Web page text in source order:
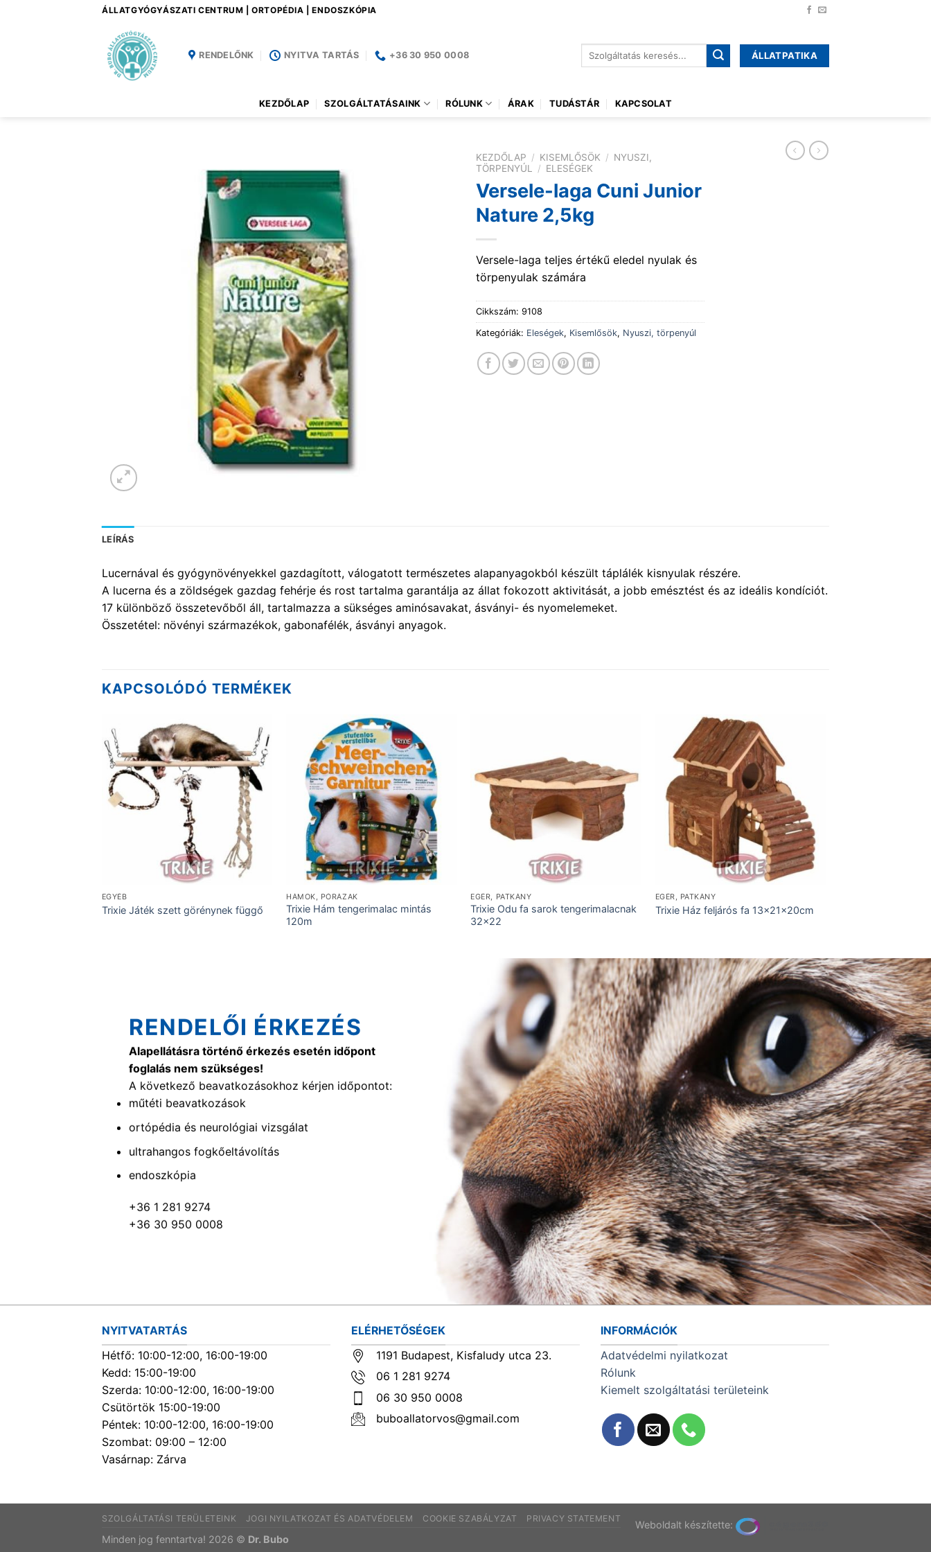
ÁLLATGYÓGYÁSZATI CENTRUM | ORTOPÉDIA | ENDOSZKÓPIA
RENDELŐNK NYITVA TARTÁS +36 30 950 0008
Keresés
ÁLLATPATIKA
KEZDŐLAP SZOLGÁLTATÁSAINK RÓLUNK ÁRAK TUDÁSTÁR KAPCSOLAT
KEZDŐLAP / KISEMLŐSÖK / NYUSZI,
TÖRPENYÚL
/ ELESÉGEK
Versele-laga Cuni Junior
Nature 2,5kg
Versele-laga teljes értékű eledel nyulak és
törpenyulak számára
Cikkszám: 9108
Kategóriák: Eleségek, Kisemlősök, Nyuszi, törpenyúl
LEÍRÁS
Lucernával és gyógynövényekkel gazdagított, válogatott természetes alapanyagokból készült táplálék kisnyulak részére.
A lucerna és a zöldségek gazdag fehérje és rost tartalma garantálja az állat fokozott aktivitását, a jobb emésztést és az ideális kondíciót.
17 különböző összetevőből áll, tartalmazza a sükséges aminósavakat, ásványi- és nyomelemeket.
Összetétel: növényi származékok, gabonafélék, ásványi anyagok.
KAPCSOLÓDÓ TERMÉKEK
EGYÉB
Trixie Játék szett görénynek függő
HÁMOK, PÓRÁZAK
Trixie Hám tengerimalac mintás
120m
EGÉR, PATKÁNY
Trixie Odu fa sarok tengerimalacnak
32×22
EGÉR, PATKÁNY
Trixie Ház feljárós fa 13x21x20cm
RENDELŐI ÉRKEZÉS
Alapellátásra történő érkezés esetén időpont
foglalás nem szükséges!
A következő beavatkozásokhoz kérjen időpontot:
műtéti beavatkozások
ortópédia és neurológiai vizsgálat
ultrahangos fogkőeltávolítás
endoszkópia
+36 1 281 9274
+36 30 950 0008
NYITVATARTÁS
Hétfő: 10:00-12:00, 16:00-19:00
Kedd: 15:00-19:00
Szerda: 10:00-12:00, 16:00-19:00
Csütörtök 15:00-19:00
Péntek: 10:00-12:00, 16:00-19:00
Szombat: 09:00 – 12:00
Vasárnap: Zárva
ELÉRHETŐSÉGEK
1191 Budapest, Kisfaludy utca 23.
06 1 281 9274
06 30 950 0008
buboallatorvos@gmail.com
INFORMÁCIÓK
Adatvédelmi nyilatkozat
Rólunk
Kiemelt szolgáltatási területeink
Weboldalt készítette:
SZOLGÁLTATÁSI TERÜLETEINK JOGI NYILATKOZAT ÉS ADATVÉDELEM COOKIE SZABÁLYZAT PRIVACY STATEMENT
Minden jog fenntartva! 2026 © Dr. Bubo